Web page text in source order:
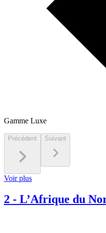
Gamme Luxe
Précédent Suivant
Voir plus
2 - L’Afrique du